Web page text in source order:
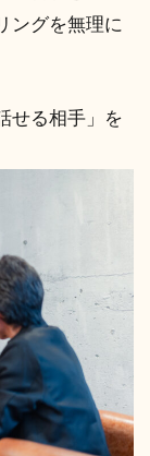
ングを無理に
せる相手」を